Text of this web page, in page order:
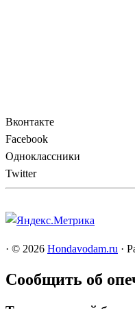
Вконтакте
Facebook
Одноклассники
Twitter
· © 2026 Hondavodam.ru ·
Сообщить об